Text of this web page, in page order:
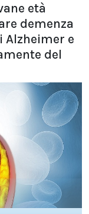
età
demenza
Alzheimer e
del